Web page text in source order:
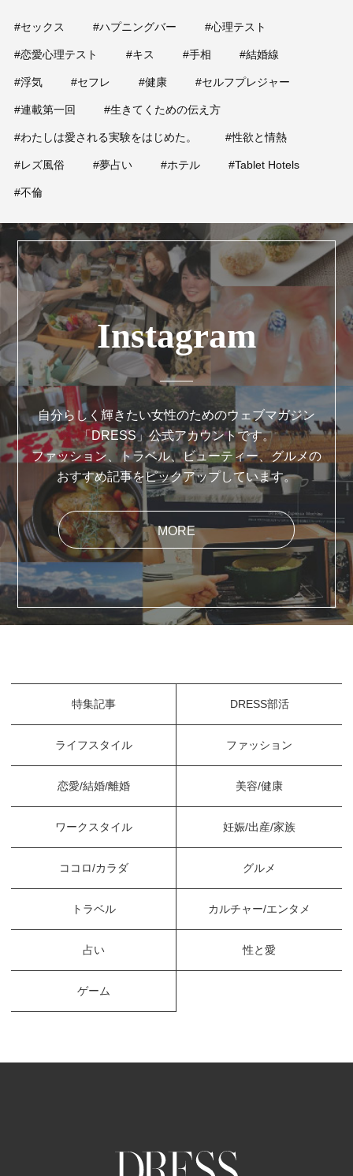
#セックス #ハプニングバー #心理テスト
#恋愛心理テスト #キス #手相 #結婚線
#浮気 #セフレ #健康 #セルフプレジャー
#連載第一回 #生きてくための伝え方
#わたしは愛される実験をはじめた。 #性欲と情熱
#レズ風俗 #夢占い #ホテル #Tablet Hotels
#不倫
Instagram
自分らしく輝きたい女性のためのウェブマガジン
「DRESS」公式アカウントです。
ファッション、トラベル、ビューティー、グルメの
おすすめ記事をピックアップしています。
MORE
特集記事 DRESS部活
ライフスタイル ファッション
恋愛/結婚/離婚 美容/健康
ワークスタイル 妊娠/出産/家族
ココロ/カラダ グルメ
トラベル カルチャー/エンタメ
占い 性と愛
ゲーム